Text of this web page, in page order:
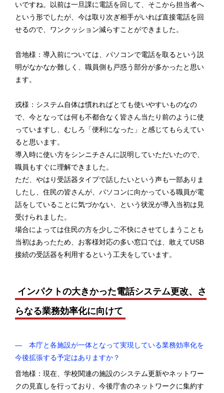
いですね。以前は一旦課に電話を回して、そこから担当者へ
という形でしたが、今は取り次ぎ相手がいれば直接電話を回
せるので、ワンクッション減らすことができました。
音地様：導入前については、パソコンで電話を取るという説
明がなかなか難しく、職員側も戸惑う部分が多かったと思い
ます。
戎様：システム自体は慣れればとても使いやすいものなの
で、今となっては何も不都合なく皆さん当たり前のように使
っていますし、むしろ「便利になった」と感じてもらえてい
ると思います。
導入時に使い方をシンニチさんに説明していただいたので、
職員もすぐに理解できました。
ただ、やはり受話器タイプで話したいという声も一部ありま
したし、住民の皆さんが、パソコンに向かっている職員が電
話をしていることに気づかない、という状況が導入当初は見
受けられました。
場合によっては住民の方を少しご不快にさせてしまうことも
当初はあったため、お客様対応の多い窓口では、敢えてUSB
接続の受話器を利用するという工夫をしています。
インパクトの大きかった電話システム更改、さ
らなる業務効率化に向けて
― 本庁と各施設が一体となって実現している業務効率化を
今後拡張する予定はありますか？
音地様：現在、学校関連の施設のシステム更新やネットワー
クの見直しを行っており、今後庁舎のネットワークに集約す